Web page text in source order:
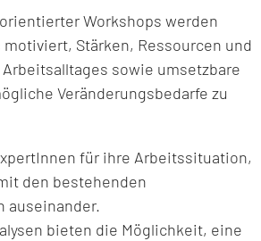
Workshops werden
motiviert, Stärken, Ressourcen und
sowie umsetzbare
Veränderungsbedarfe zu
für ihre Arbeitssituation,
den bestehenden
auseinander.
bieten die Möglichkeit, eine